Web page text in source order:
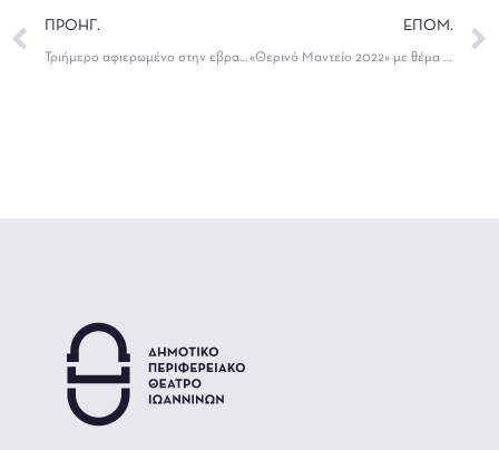
ΠΡΟΗΓ.
Τριήμερο αφιερωμένο στην εβραϊκή κοινότητα των Ιωαννίνων| 8-10 Ιουνίου
ΕΠΟΜ.
«Θερινό Μαντείο 2022» με θέμα «Χορικό: Η πόλις μου»